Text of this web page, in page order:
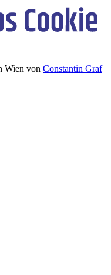
Wien von Constantin Graf